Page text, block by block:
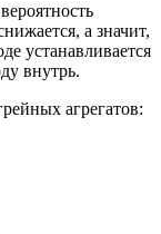
а значит,
устанавливается
внутрь.
агрегатов: